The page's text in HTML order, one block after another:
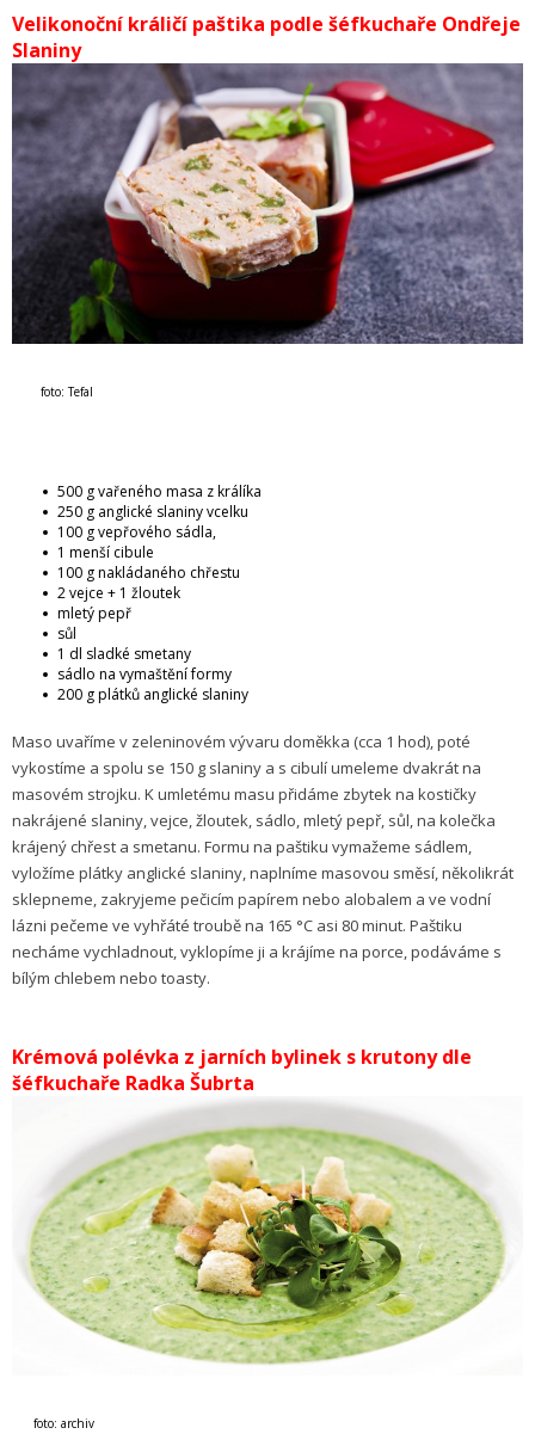
Velikonoční králičí paštika podle šéfkuchaře Ondřeje
Slaniny
foto: Tefal
500 g vařeného masa z králíka
250 g anglické slaniny vcelku
100 g vepřového sádla,
1 menší cibule
100 g nakládaného chřestu
2 vejce + 1 žloutek
mletý pepř
sůl
1 dl sladké smetany
sádlo na vymaštění formy
200 g plátků anglické slaniny
Maso uvaříme v zeleninovém vývaru doměkka (cca 1 hod), poté
vykostíme a spolu se 150 g slaniny a s cibulí umeleme dvakrát na
masovém strojku. K umletému masu přidáme zbytek na kostičky
nakrájené slaniny, vejce, žloutek, sádlo, mletý pepř, sůl, na kolečka
krájený chřest a smetanu. Formu na paštiku vymažeme sádlem,
vyložíme plátky anglické slaniny, naplníme masovou směsí, několikrát
sklepneme, zakryjeme pečicím papírem nebo alobalem a ve vodní
lázni pečeme ve vyhřáté troubě na 165 °C asi 80 minut. Paštiku
necháme vychladnout, vyklopíme ji a krájíme na porce, podáváme s
bílým chlebem nebo toasty.
Krémová polévka z jarních bylinek s krutony dle
šéfkuchaře Radka Šubrta
foto: archiv